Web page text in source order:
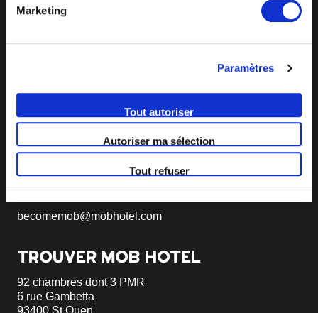
relative aux cookies sous l’onglet « mentions légales ».
Marketing
Paramètres
Tout autoriser
Autoriser ma sélection
Tout refuser
BECOME MOB
MOB HOTEL se développe en un véritable mouvement
à notre mouvement,écrivez-nous et racontez nous votre
projet, nous vous dirons comment faire.
becomemob@mobhotel.com
TROUVER MOB HOTEL
92 chambres dont 3 PMR
6 rue Gambetta